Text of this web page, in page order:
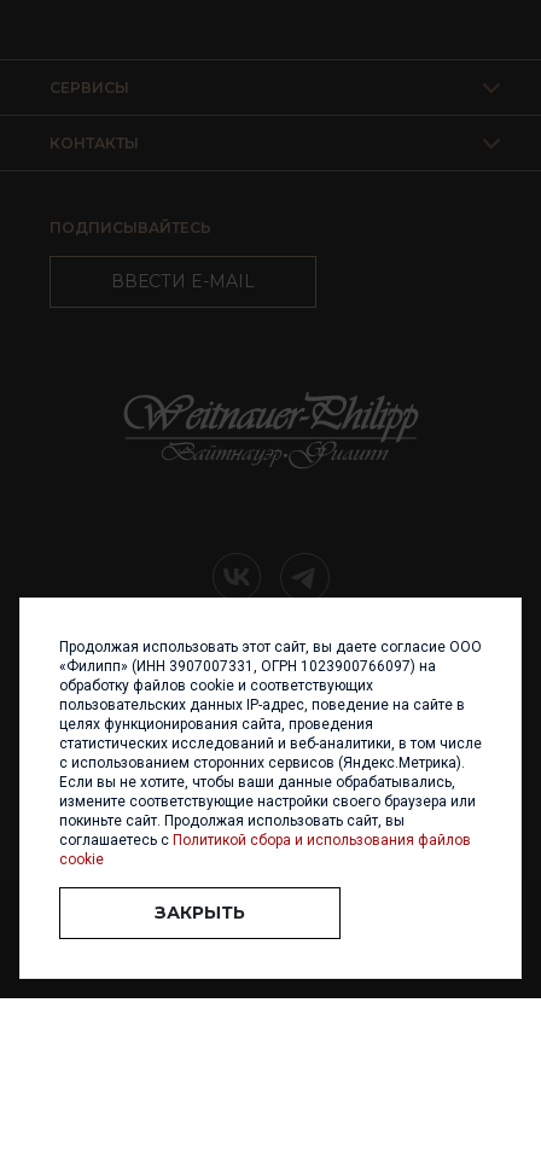
КОНТАКТЫ
СЕРВИСЫ
ПОДПИСЫВАЙТЕСЬ
ВВЕСТИ E-MAIL
+7 (4012) 960 898
236017 Калининград,
ул. Каштановая аллея, 47
Телефон: +7 4012 960 898,
+7 4012 960 856
Написать нам
ООО «ФИЛИПП» © 2013 - 2026. Все права защищены
Разработка и
Продолжая использовать этот сайт, вы даете согласие ООО
«Филипп» (ИНН 3907007331, ОГРН 1023900766097) на
обработку файлов cookie и соответствующих
пользовательских данных IP-адрес, поведение на сайте в
целях функционирования сайта, проведения
статистических исследований и веб-аналитики, в том числе
с использованием сторонних сервисов (Яндекс.Метрика).
Если вы не хотите, чтобы ваши данные обрабатывались,
измените соответствующие настройки своего браузера или
покиньте сайт. Продолжая использовать сайт, вы
соглашаетесь с Политикой сбора и использования файлов
cookie
ЗАКРЫТЬ